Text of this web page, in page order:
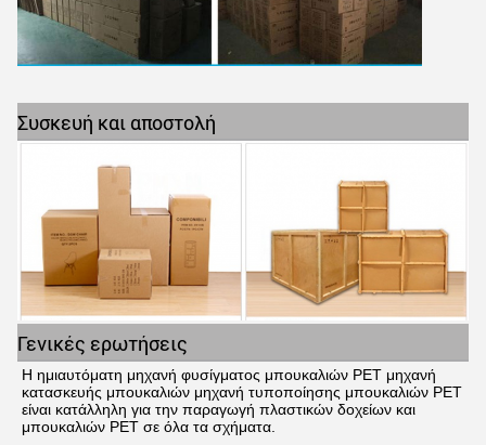
Συσκευή και αποστολή
Γενικές ερωτήσεις
Η ημιαυτόματη μηχανή φυσίγματος μπουκαλιών PET μηχανή
κατασκευής μπουκαλιών μηχανή τυποποίησης μπουκαλιών PET
είναι κατάλληλη για την παραγωγή πλαστικών δοχείων και
μπουκαλιών PET σε όλα τα σχήματα.